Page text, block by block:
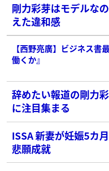
剛力彩芽はモデルな
えた違和感
【西野亮廣】ビジネス
働くか』
辞めたい報道の剛力
に注目集まる
ISSA 新妻が妊娠5カ
悲願成就